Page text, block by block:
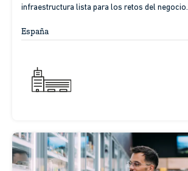
infraestructura lista para los retos del negocio.
España